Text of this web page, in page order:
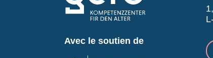
Avec le soutien de